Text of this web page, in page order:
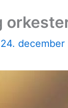
24. december